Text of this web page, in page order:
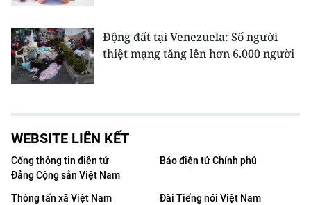
Động đất tại Venezuela: Số người
thiệt mạng tăng lên hơn 6.000 người
WEBSITE LIÊN KẾT
Cổng thông tin điện tử
Đảng Cộng sản Việt Nam
Báo điện tử Chính phủ
Thông tấn xã Việt Nam
Đài Tiếng nói Việt Nam